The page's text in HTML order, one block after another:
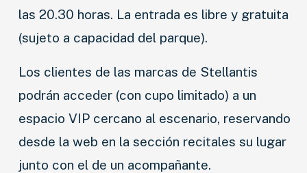
COMPETICIÓN
SEGURIDAD VIAL
CLASIFICADOS
las 20.30 horas. La entrada es libre y gratuita
(sujeto a capacidad del parque).
Los clientes de las marcas de Stellantis
podrán acceder (con cupo limitado) a un
espacio VIP cercano al escenario, reservando
desde la web en la sección recitales su lugar
junto con el de un acompañante.